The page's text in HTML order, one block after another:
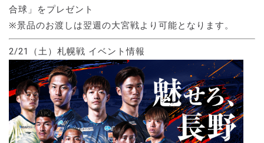
合球」をプレゼント
※景品のお渡しは翌週の大宮戦より可能となります。
2/21（土）札幌戦 イベント情報